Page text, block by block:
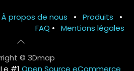
À propos de nous • Produits
•
FAQ • Mentions légales
© 3Dmap
#1 Open Source eCommerce